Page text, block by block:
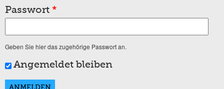
Passwort *
Geben Sie hier das zugehörige Passwort an.
Angemeldet bleiben